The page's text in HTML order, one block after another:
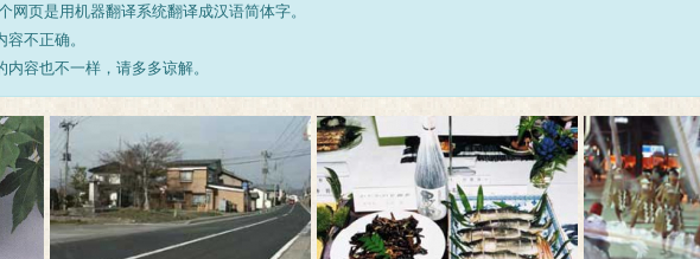
网页是用机器翻译系统翻译成汉语简体字。
不正确。
容也不一样，请多多谅解。